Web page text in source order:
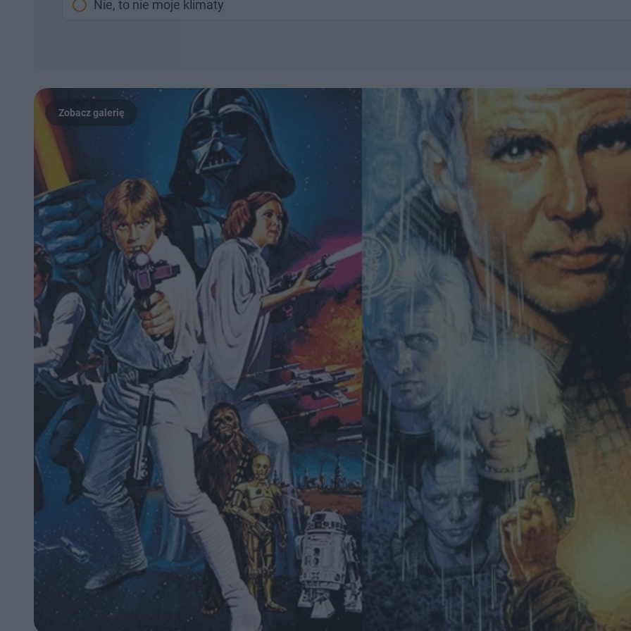
Nie, to nie moje klimaty